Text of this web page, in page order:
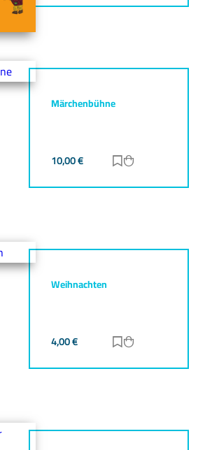
Märchenbühne
10,00€ Zur Merkliste
Weihnachten
4,00€ Zur Merkliste